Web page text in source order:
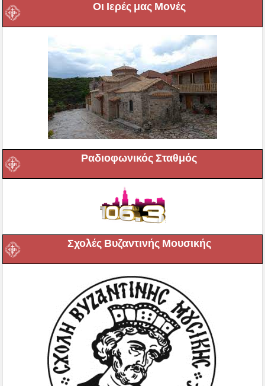
Οι Ιερές μας Μονές
Ραδιοφωνικός Σταθμός
Σχολές Βυζαντινής Μουσικής